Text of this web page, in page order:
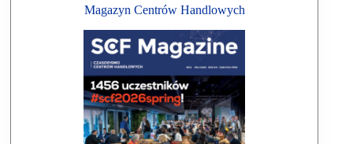
Magazyn Centrów Handlowych